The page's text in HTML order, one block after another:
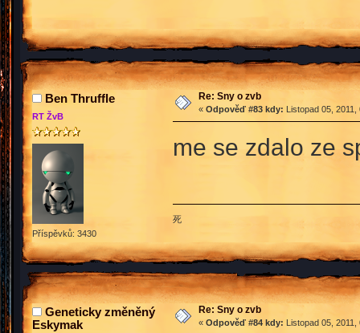
Ben Thruffle
RT ŽvB
Příspěvků: 3430
Re: Sny o zvb
« Odpověď #83 kdy: Listopad 05,
me se zdalo ze
死
Geneticky změněný
Eskymak
Re: Sny o zvb
« Odpověď #84 kdy: Listopad 05,